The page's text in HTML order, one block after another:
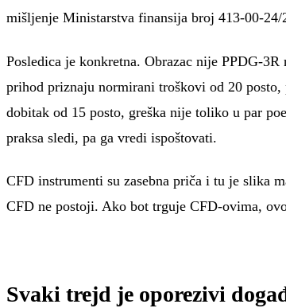
mišljenje Ministarstva finansija broj 413-00-
Posledica je konkretna. Obrazac nije PPDG-
prihod priznaju normirani troškovi od 20
dobitak od 15 posto, greška nije toliko u par
praksa sledi, pa ga vredi ispoštovati.
CFD instrumenti su zasebna priča i tu je slika
CFD ne postoji. Ako bot trguje CFD-ovima,
Svaki trejd je oporezivi